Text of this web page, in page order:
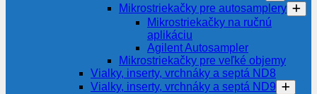
Mikrostriekačky pre autosamplery
Mikrostriekačky na ručnú
aplikáciu
Agilent Autosampler
Mikrostriekačky pre veľké objemy
Vialky, inserty, vrchnáky a septá ND8
Vialky, inserty, vrchnáky a septá ND9